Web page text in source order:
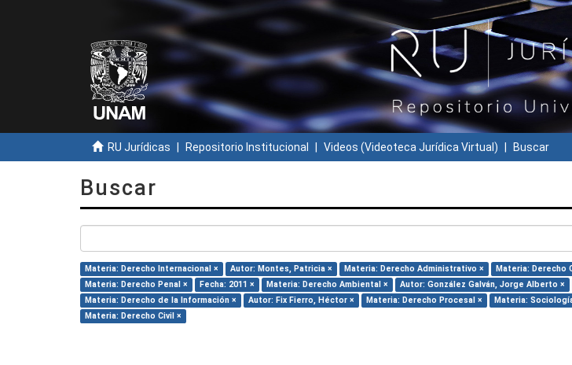
RU Jurídicas Repositorio Institucional Videos (Videoteca Jurídica Virtual) Buscar
Buscar
Materia: Derecho Internacional × Autor: Montes, Patricia × Materia: Derecho Administrativo ×
Materia: Derecho
Materia: Derecho Penal ×
Fecha: 2011 × Materia: Derecho Ambiental × Autor: González Galván, Jorge Alberto ×
Materia: Derecho de la Información ×
Autor: Fix Fierro, Héctor × Materia: Derecho Procesal × Materia:
Materia: Derecho Civil ×